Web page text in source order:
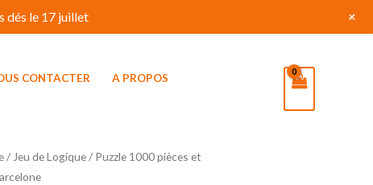
CONTACTER
A PROPOS
/ Jeu de Logique/ Puzzle 1000 pièces et
dés le 17 juillet +